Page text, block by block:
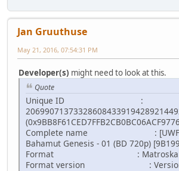
Jan Gruuthuse
May 21, 2016, 07:54:31 PM
Developer(s) might need to look at this.
Quote
Unique ID :
Complete name : [UWF]
Bahamut Genesis - 01 (BD 720p)
Format : Matroska
Format version : Version 4